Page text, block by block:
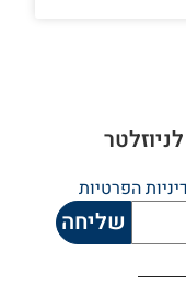
הפרטיות
שליחה